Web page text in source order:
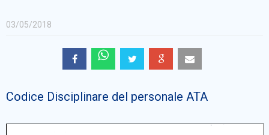
03/05/2018
Codice Disciplinare del personale ATA